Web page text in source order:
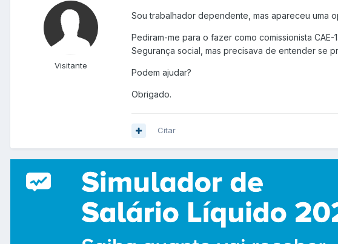
Visitante
Sou trabalhador dependente, mas apareceu uma
Pediram-me para o fazer como comissionista
Segurança social, mas precisava de entender se
Podem ajudar?
Obrigado.
Citar